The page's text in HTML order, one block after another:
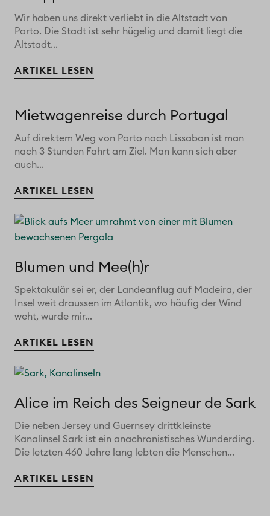
Wir haben uns direkt verliebt in die Altstadt von
Porto. Die Stadt ist sehr hügelig und damit liegt die
Altstadt...
ARTIKEL LESEN
Mietwagenreise durch Portugal
Auf direktem Weg von Porto nach Lissabon ist man
nach 3 Stunden Fahrt am Ziel. Man kann sich aber
auch...
ARTIKEL LESEN
Blumen und Mee(h)r
Spektakulär sei er, der Landeanflug auf Madeira, der
Insel weit draussen im Atlantik, wo häufig der Wind
weht, wurde mir...
ARTIKEL LESEN
Alice im Reich des Seigneur de Sark
Die neben Jersey und Guernsey drittkleinste
Kanalinsel Sark ist ein anachronistisches Wunderding.
Die letzten 460 Jahre lang lebten die Menschen...
ARTIKEL LESEN